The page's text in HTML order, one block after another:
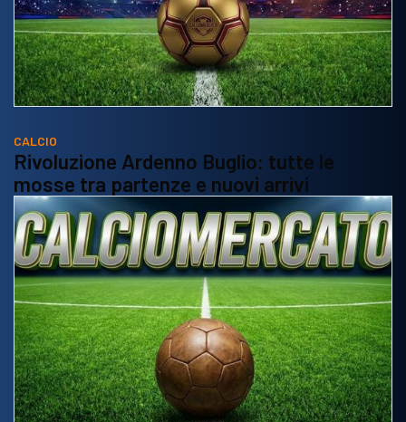
CALCIO
Rivoluzione Ardenno Buglio: tutte le
mosse tra partenze e nuovi arrivi